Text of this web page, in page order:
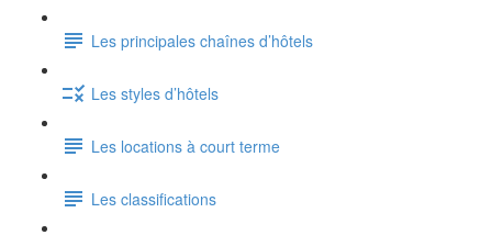
Les principales chaînes d’hôtels
Les styles d’hôtels
Les locations à court terme
Les classifications